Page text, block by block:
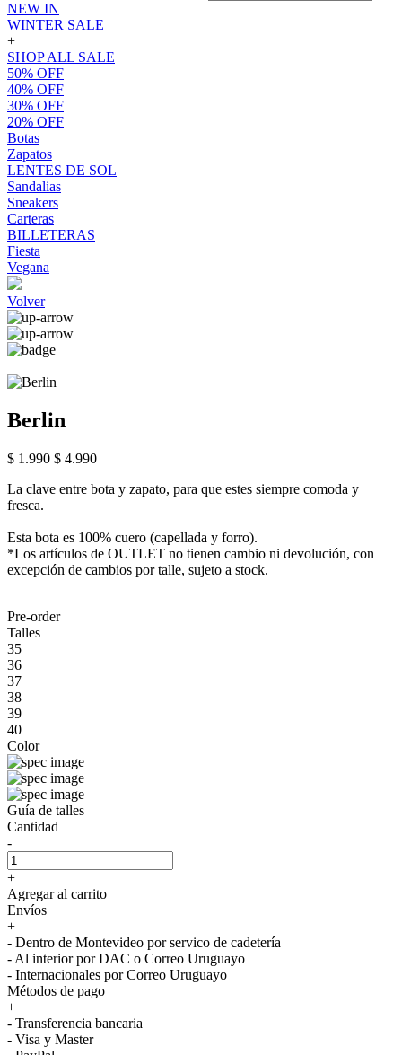
NEW IN
WINTER SALE
+
SHOP ALL SALE
50% OFF
40% OFF
30% OFF
20% OFF
Botas
Zapatos
LENTES DE SOL
Sandalias
Sneakers
Carteras
BILLETERAS
Fiesta
Vegana
Volver
Berlin
$ 1.990 $ 4.990
La clave entre bota y zapato, para que estes siempre comoda y
fresca.
Esta bota es 100% cuero (capellada y forro).
*Los artículos de OUTLET no tienen cambio ni devolución, con
excepción de cambios por talle, sujeto a stock.
Pre-order
Talles
35
36
37
38
39
40
Color
Guía de talles
Cantidad
-
+
Agregar al carrito
Envíos
+
- Dentro de Montevideo por servico de cadetería
- Al interior por DAC o Correo Uruguayo
- Internacionales por Correo Uruguayo
Métodos de pago
+
- Transferencia bancaria
- Visa y Master